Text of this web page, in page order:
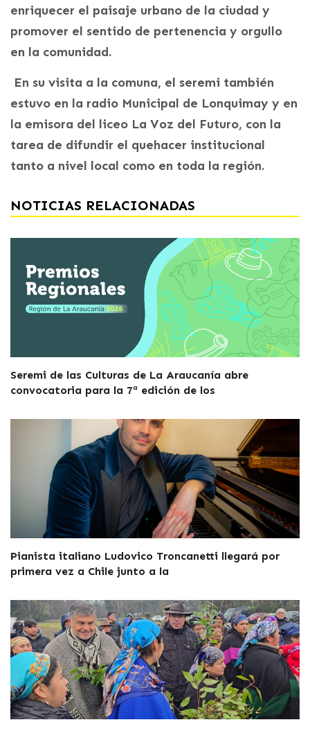
enriquecer el paisaje urbano de la ciudad y
promover el sentido de pertenencia y orgullo
en la comunidad.
En su visita a la comuna, el seremi también
estuvo en la radio Municipal de Lonquimay y en
la emisora del liceo La Voz del Futuro, con la
tarea de difundir el quehacer institucional
tanto a nivel local como en toda la región.
NOTICIAS RELACIONADAS
Seremi de las Culturas de La Araucanía abre
convocatoria para la 7ª edición de los
Pianista italiano Ludovico Troncanetti llegará por
primera vez a Chile junto a la